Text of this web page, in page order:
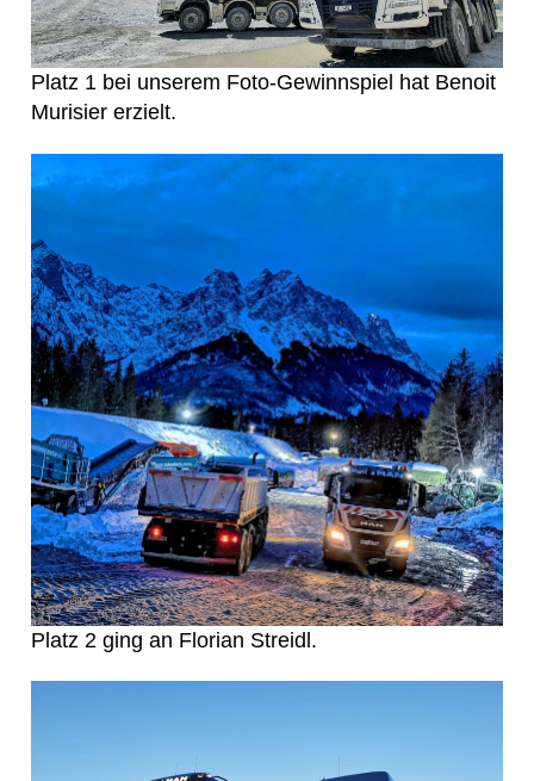
Platz 1 bei unserem Foto-Gewinnspiel hat Benoit
Murisier erzielt.
Platz 2 ging an Florian Streidl.